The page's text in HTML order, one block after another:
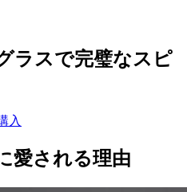
ラスで完璧なスピ
入
愛される理由